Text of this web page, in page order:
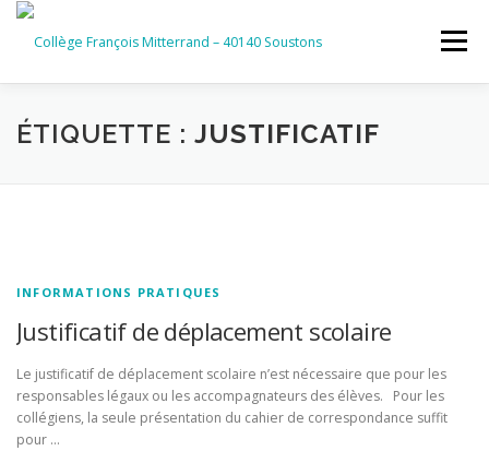
Aller
contenu
Menu
ACCUEIL RUBRIQUES
INSTANCES ET PARTENAIRES
ÉTIQUETTE : JUSTIFICATIF
INFORMATIONS PRATIQUES
Justificatif de déplacement scolaire
Le justificatif de déplacement scolaire n’est nécessaire que pour les
responsables légaux ou les accompagnateurs des élèves. Pour les
collégiens, la seule présentation du cahier de correspondance suffit
pour …